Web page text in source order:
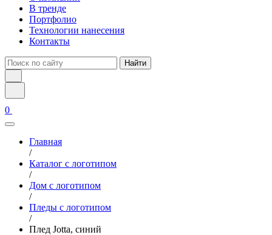
В тренде
Портфолио
Технологии нанесения
Контакты
Найти
0
Главная
/
Каталог с логотипом
/
Дом с логотипом
/
Пледы с логотипом
/
Плед Jotta, синий